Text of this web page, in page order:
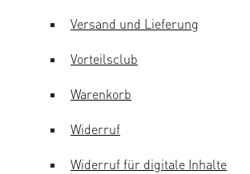
Versand und Lieferung
Vorteilsclub
Warenkorb
Widerruf
Widerruf für digitale Inhalte